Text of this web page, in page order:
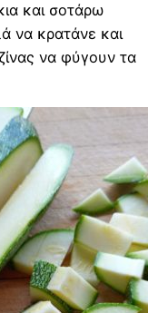
και σοτάρω
να κρατάνε και
να φύγουν τα